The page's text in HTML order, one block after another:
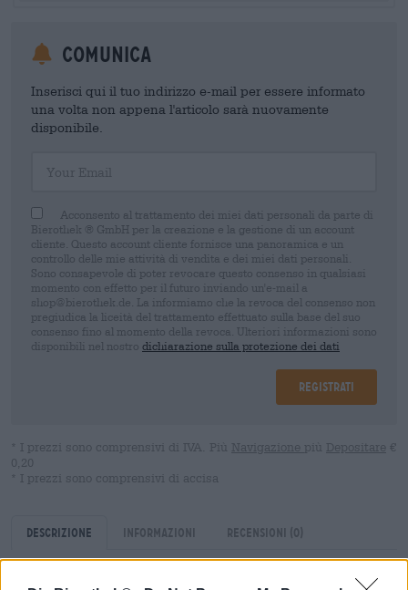
Comunica
Inserisci qui il tuo indirizzo e-mail per essere informato
una volta non appena l'articolo sarà nuovamente
disponibile.
Acconsento al trattamento dei miei dati personali da parte di
Bierothek ® GmbH per la creazione e la gestione di un account
cliente. Questo account cliente fornisce una panoramica e un
controllo delle mie attività di vendita e dei miei dati personali.
Sono consapevole di poter revocare questo consenso in qualsiasi
momento con effetto per il futuro inviando un'e-mail a
shop@bierothek.de. La informiamo che la revoca del consenso non
pregiudica la liceità del trattamento effettuato sulla base del suo
consenso fino al momento della revoca. Ulteriori informazioni sono
disponibili nel nostro dichiarazione sulla protezione dei dati
Registrati
* I prezzi sono comprensivi di IVA. Più Navigazione più Depositare €
0,20
* I prezzi sono comprensivi di accisa
Descrizione Informazioni Recensioni (0)